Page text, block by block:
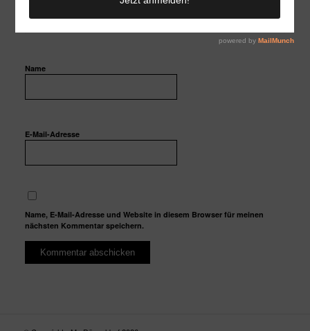
Name
E-Mail-Adresse
Name, E-Mail-Adresse und Website in diesem Browser für meinen
nächsten Kommentar speichern.